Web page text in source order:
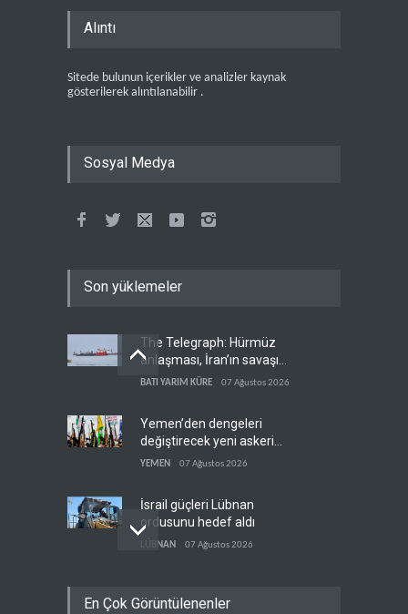
Alıntı
Sitede bulunun içerikler ve analizler kaynak
gösterilerek alıntılanabilir .
Sosyal Medya
Son yüklemeler
The Telegraph: Hürmüz
anlaşması, İran’ın savaşı
kazandığını gösteriyor
BATI YARIM KÜRE 07 Ağustos 2026
Yemen’den dengeleri
değiştirecek yeni askeri
denklem
YEMEN 07 Ağustos 2026
İsrail güçleri Lübnan
ordusunu hedef aldı
LÜBNAN 07 Ağustos 2026
Ortadoğu'dan elini çekmeli
En Çok Görüntülenenler